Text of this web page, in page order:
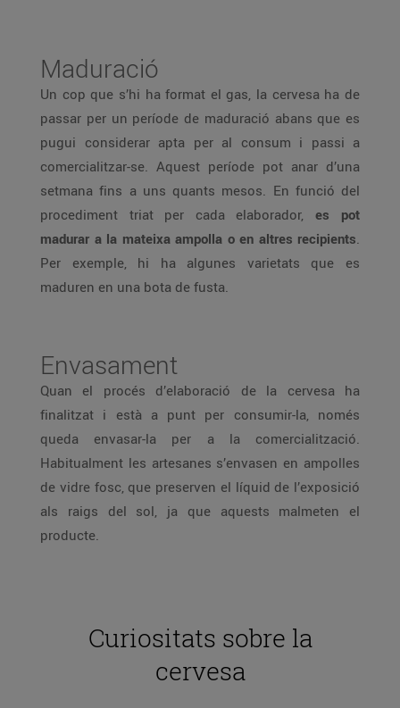
Maduració
Un cop que s’hi ha format el gas, la cervesa ha de
passar per un període de maduració abans que es
pugui considerar apta per al consum i passi a
comercialitzar-se. Aquest període pot anar d’una
setmana fins a uns quants mesos. En funció del
procediment triat per cada elaborador, es pot
madurar a la mateixa ampolla o en altres recipients.
Per exemple, hi ha algunes varietats que es
maduren en una bota de fusta.
Envasament
Quan el procés d’elaboració de la cervesa ha
finalitzat i està a punt per consumir-la, només
queda envasar-la per a la comercialització.
Habitualment les artesanes s’envasen en ampolles
de vidre fosc, que preserven el líquid de l’exposició
als raigs del sol, ja que aquests malmeten el
producte.
Curiositats sobre la
cervesa